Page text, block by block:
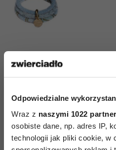
Odpowiedzialne
Wraz z naszymi 1022
osobiste dane, np. adres IP,
technologii jak pliki cookie, w